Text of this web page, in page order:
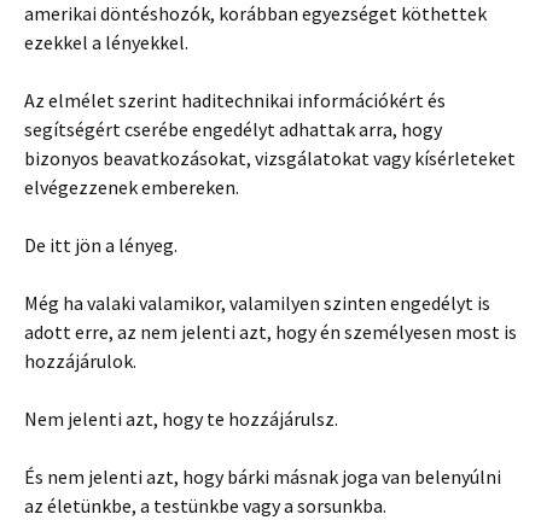
amerikai döntéshozók, korábban egyezséget köthettek
ezekkel a lényekkel.
Az elmélet szerint haditechnikai információkért és
segítségért cserébe engedélyt adhattak arra, hogy
bizonyos beavatkozásokat, vizsgálatokat vagy kísérleteket
elvégezzenek embereken.
De itt jön a lényeg.
Még ha valaki valamikor, valamilyen szinten engedélyt is
adott erre, az nem jelenti azt, hogy én személyesen most is
hozzájárulok.
Nem jelenti azt, hogy te hozzájárulsz.
És nem jelenti azt, hogy bárki másnak joga van belenyúlni
az életünkbe, a testünkbe vagy a sorsunkba.